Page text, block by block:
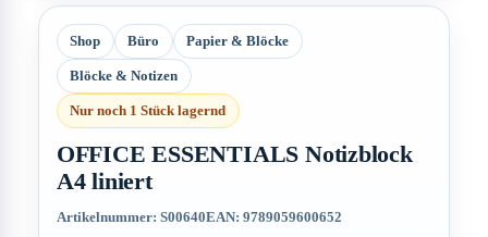
Shop Büro Papier & Blöcke
Blöcke & Notizen
Nur noch 1 Stück lagernd
OFFICE ESSENTIALS Notizblock
A4 liniert
Artikelnummer: S00640EAN: 9789059600652